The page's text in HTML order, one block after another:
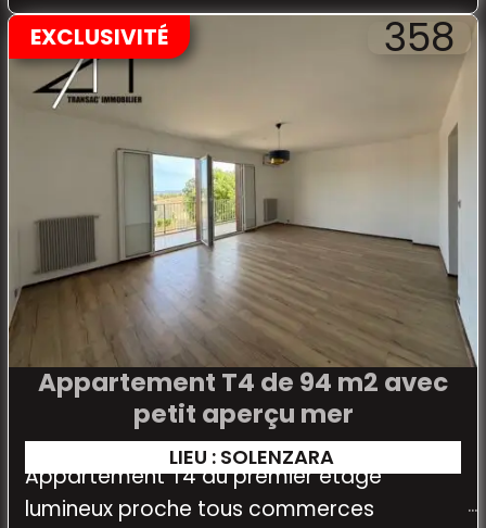
EXCLUSIVITÉ 358
Appartement T4 de 94 m2 avec
petit aperçu mer
LIEU : SOLENZARA
Appartement T4 au premier étage
lumineux proche tous commerces